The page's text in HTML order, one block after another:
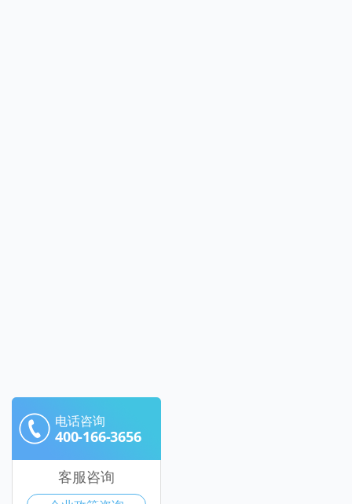
电话咨询
400-166-3656
客服咨询